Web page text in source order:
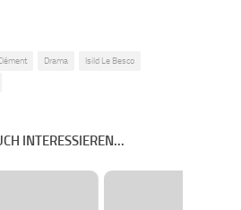
Drama Isild Le Besco
INTERESSIEREN...